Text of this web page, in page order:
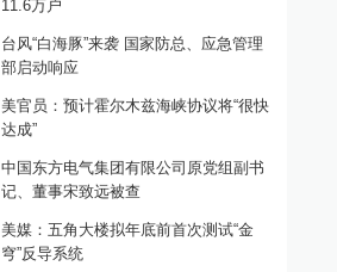
11.6万户
台风“白海豚”来袭 国家防总、应急管理
部启动响应
美官员：预计霍尔木兹海峡协议将“很快
达成”
中国东方电气集团有限公司原党组副书
记、董事宋致远被查
美媒：五角大楼拟年底前首次测试“金
穹”反导系统